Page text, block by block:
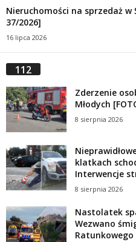
Nieruchomości na sprzedaż w
37/2026]
16 lipca 2026
112
Zderzenie
Młodych
8 sierpnia 2026
klatkach
Interwencje
8 sierpnia 2026
Nastolatek
Wezwano
Ratunkowego